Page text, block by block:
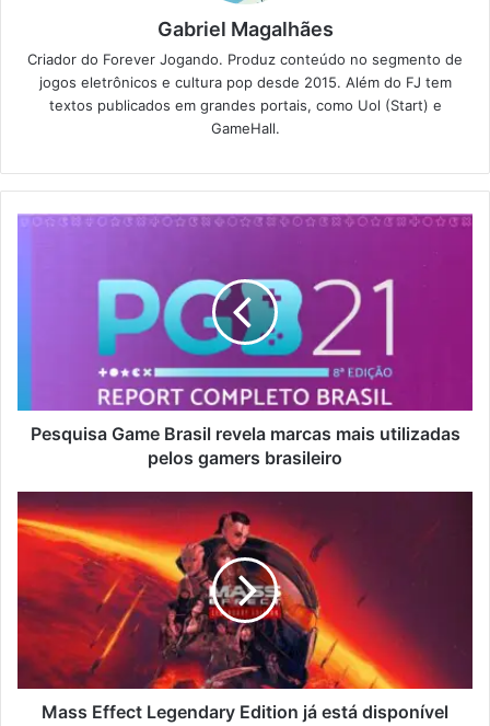
Gabriel Magalhães
Criador do Forever Jogando. Produz conteúdo no segmento de
jogos eletrônicos e cultura pop desde 2015. Além do FJ tem
textos publicados em grandes portais, como Uol (Start) e
GameHall.
Pesquisa Game Brasil revela marcas mais utilizadas
pelos gamers brasileiro
Mass Effect Legendary Edition já está disponível